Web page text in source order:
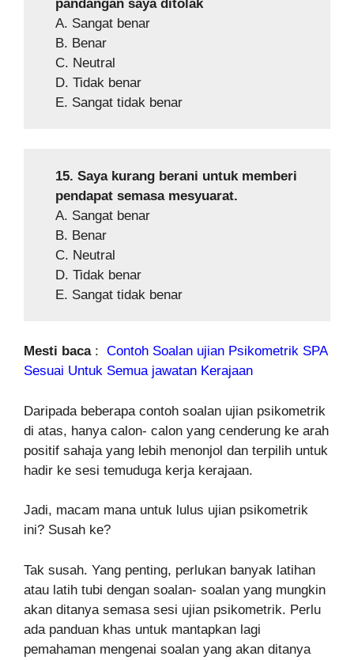
pandangan saya ditolak
A. Sangat benar
B. Benar
C. Neutral
D. Tidak benar
E. Sangat tidak benar
15. Saya kurang berani untuk memberi
pendapat semasa mesyuarat.
A. Sangat benar
B. Benar
C. Neutral
D. Tidak benar
E. Sangat tidak benar
Mesti baca: Contoh Soalan ujian Psikometrik SPA
Sesuai Untuk Semua jawatan Kerajaan
Daripada beberapa contoh soalan ujian psikometrik
di atas, hanya calon- calon yang cenderung ke arah
positif sahaja yang lebih menonjol dan terpilih untuk
hadir ke sesi temuduga kerja kerajaan.
Jadi, macam mana untuk lulus ujian psikometrik
ini? Susah ke?
Tak susah. Yang penting, perlukan banyak latihan
atau latih tubi dengan soalan- soalan yang mungkin
akan ditanya semasa sesi ujian psikometrik. Perlu
ada panduan khas untuk mantapkan lagi
pemahaman mengenai soalan yang akan ditanya